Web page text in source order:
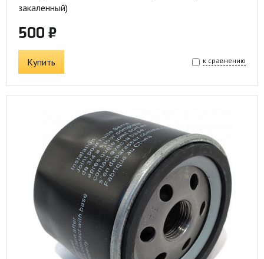
закаленный)
500 ₽
Купить к сравнению